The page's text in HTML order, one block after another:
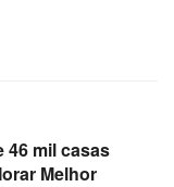
46 mil casas
Melhor